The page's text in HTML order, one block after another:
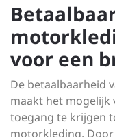
voor een
De betaalbaarheid
maakt het mogelijk
toegang te krijgen
motorkleding.